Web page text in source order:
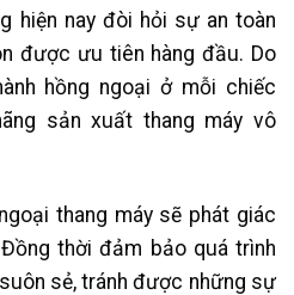
hiện nay đòi hỏi sự an toàn
được ưu tiên hàng đầu. Do
hồng ngoại ở mỗi chiếc
sản xuất thang máy vô
thang máy sẽ phát giác
thời đảm bảo quá trình
sẻ, tránh được những sự